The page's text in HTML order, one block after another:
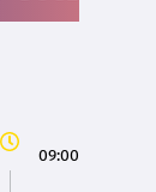
09:00